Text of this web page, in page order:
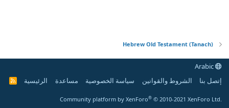
Hebrew Old Testament (Tanach)
إتصل بنا
الشروط والقوانين سياسة الخصوصية مساعدة الرئيسية
R
Community platform by XenForo® © 2010-2021 XenForo Ltd.